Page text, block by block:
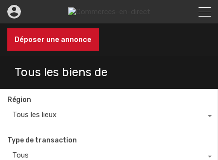
Déposer une annonce
Tous les biens de
Région
Tous les lieux
Type de transaction
Tous